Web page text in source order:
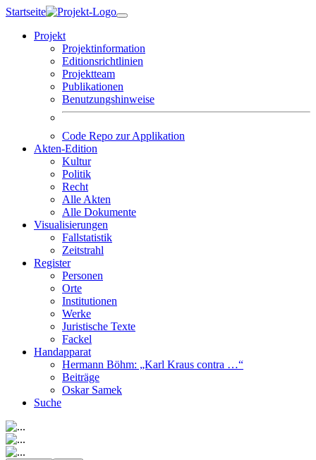
Skip
content
Startseite
Projekt
Projektinformation
Editionsrichtlinien
Projektteam
Publikationen
Benutzungshinweise
Code Repo zur Applikation
Akten-Edition
Kultur
Politik
Recht
Alle Akten
Alle Dokumente
Visualisierungen
Fallstatistik
Zeitstrahl
Register
Personen
Orte
Institutionen
Werke
Juristische Texte
Fackel
Handapparat
Hermann Böhm: „Karl Kraus contra …“
Beiträge
Oskar Samek
Suche